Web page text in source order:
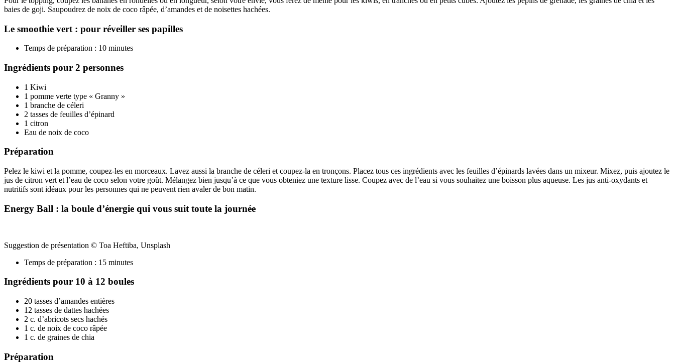
baies de goji. Saupoudrez de noix de coco râpée, d’amandes et de noisettes hachées.
Le smoothie vert : pour réveiller ses papilles
Temps de préparation : 10 minutes
Ingrédients pour 2 personnes
1 Kiwi
1 pomme verte type « Granny »
1 branche de céleri
2 tasses de feuilles d’épinard
1 citron
Eau de noix de coco
Préparation
Pelez le kiwi et la pomme, coupez-les en morceaux. Lavez aussi la branche de céleri et coupez-la en tronçons. Placez tous ces ingrédients avec les feuilles d’épinards lavées dans un mixeur. Mixez, puis ajoutez le
jus de citron vert et l’eau de coco selon votre goût. Mélangez bien jusqu’à ce que vous obteniez une texture lisse. Coupez avec de l’eau si vous souhaitez une boisson plus aqueuse. Les jus anti-oxydants et
nutritifs sont idéaux pour les personnes qui ne peuvent rien avaler de bon matin.
Energy Ball : la boule d’énergie qui vous suit toute la journée
Suggestion de présentation © Toa Heftiba, Unsplash
Temps de préparation : 15 minutes
Ingrédients pour 10 à 12 boules
20 tasses d’amandes entières
12 tasses de dattes hachées
2 c. d’abricots secs hachés
1 c. de noix de coco râpée
1 c. de graines de chia
Préparation